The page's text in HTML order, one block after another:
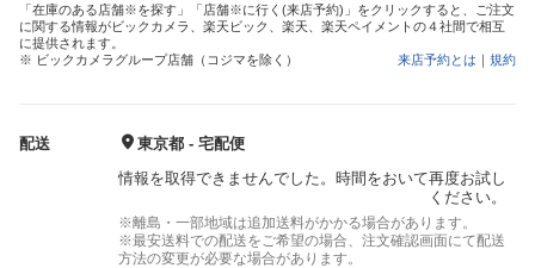
「在庫のある店舗※を探す」「店舗※に行く(来店予約)」をクリックすると、ご注文
に関する情報がビックカメラ、楽天ビック、楽天、楽天ペイメントの４社間で相互
に提供されます。
※ ビックカメラグループ店舗（コジマを除く）
来店予約とは ｜ 規約
配送
東京都 - 宅配便
情報を取得できませんでした。時間をおいて再度お試し
ください。
※離島・一部地域は追加送料がかかる場合があります。
※最安送料での配送をご希望の場合、注文確認画面にて配送
方法の変更が必要な場合があります。